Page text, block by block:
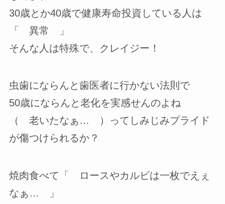
30歳とか40歳で健康寿命投資している人は
「 異常 」
そんな人は特殊で、クレイジー！
虫歯にならんと歯医者に行かない法則で
50歳にならんと老化を実感せんのよね
（ 老いたなぁ… ）ってしみじみプライド
が傷つけられるか？
焼肉食べて「 ロースやカルビは一枚でえぇ
なぁ… 」